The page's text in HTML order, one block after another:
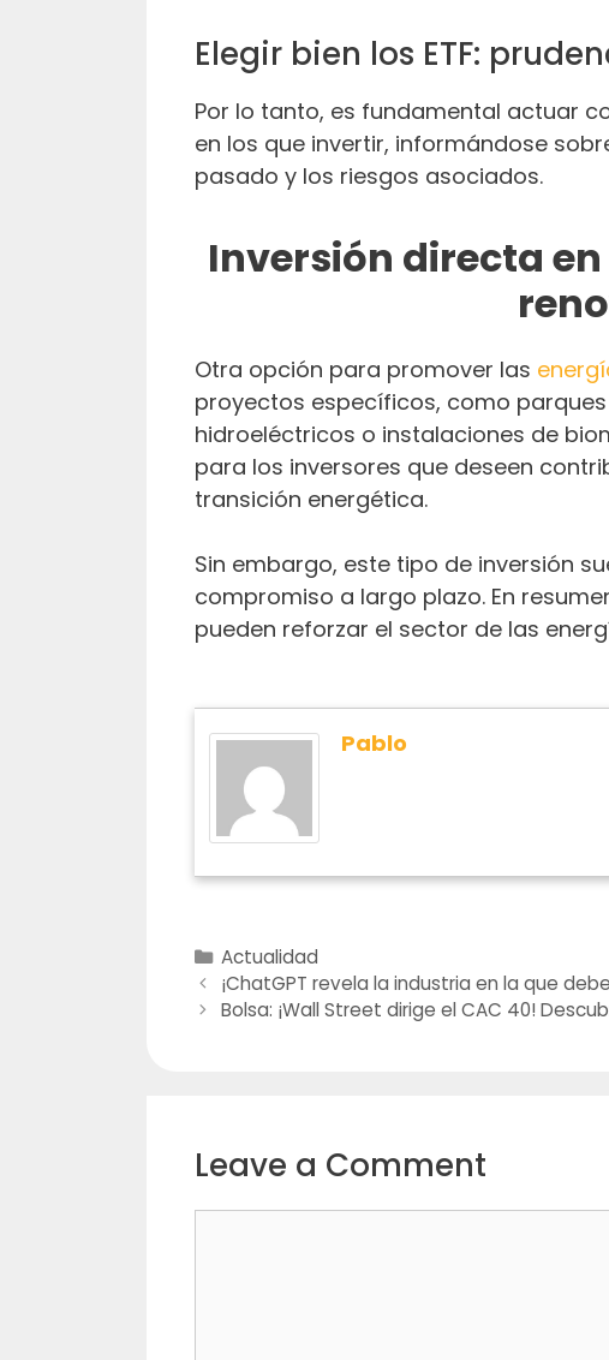
Elegir bien los ETF:
Por lo tanto, es fundamental actuar
en los que invertir, informándose
pasado y los riesgos asociados.
Inversión directa
Otra opción para promover las
proyectos específicos, como
hidroeléctricos o instalaciones de
para los inversores que deseen
transición energética.
Sin embargo, este tipo de inversión
compromiso a largo plazo. En
pueden reforzar el sector de las
Pablo
Actualidad
¡ChatGPT revela la industria en la que
Bolsa: ¡Wall Street dirige el CAC 40!
Leave a Comment